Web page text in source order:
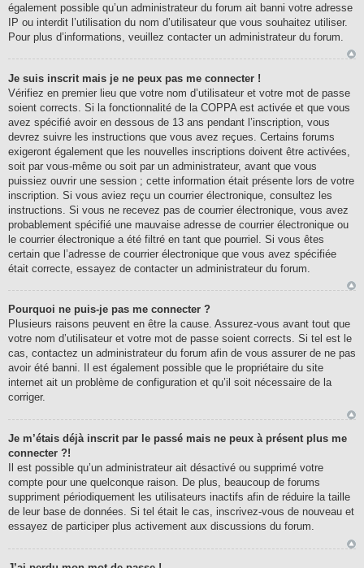
également possible qu’un administrateur du forum ait banni votre adresse
IP ou interdit l’utilisation du nom d’utilisateur que vous souhaitez utiliser.
Pour plus d’informations, veuillez contacter un administrateur du forum.
Je suis inscrit mais je ne peux pas me connecter !
Vérifiez en premier lieu que votre nom d’utilisateur et votre mot de passe
soient corrects. Si la fonctionnalité de la COPPA est activée et que vous
avez spécifié avoir en dessous de 13 ans pendant l’inscription, vous
devrez suivre les instructions que vous avez reçues. Certains forums
exigeront également que les nouvelles inscriptions doivent être activées,
soit par vous-même ou soit par un administrateur, avant que vous
puissiez ouvrir une session ; cette information était présente lors de votre
inscription. Si vous aviez reçu un courrier électronique, consultez les
instructions. Si vous ne recevez pas de courrier électronique, vous avez
probablement spécifié une mauvaise adresse de courrier électronique ou
le courrier électronique a été filtré en tant que pourriel. Si vous êtes
certain que l’adresse de courrier électronique que vous avez spécifiée
était correcte, essayez de contacter un administrateur du forum.
Pourquoi ne puis-je pas me connecter ?
Plusieurs raisons peuvent en être la cause. Assurez-vous avant tout que
votre nom d’utilisateur et votre mot de passe soient corrects. Si tel est le
cas, contactez un administrateur du forum afin de vous assurer de ne pas
avoir été banni. Il est également possible que le propriétaire du site
internet ait un problème de configuration et qu’il soit nécessaire de la
corriger.
Je m’étais déjà inscrit par le passé mais ne peux à présent plus me
connecter ?!
Il est possible qu’un administrateur ait désactivé ou supprimé votre
compte pour une quelconque raison. De plus, beaucoup de forums
suppriment périodiquement les utilisateurs inactifs afin de réduire la taille
de leur base de données. Si tel était le cas, inscrivez-vous de nouveau et
essayez de participer plus activement aux discussions du forum.